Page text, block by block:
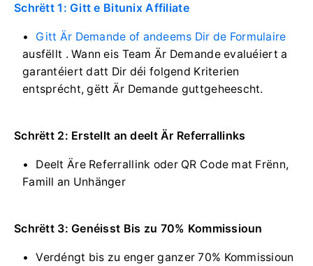
Schrëtt 1: Gitt e Bitunix Affiliate
Gitt Är Demande of andeems Dir de Formulaire
ausfëllt .Wann eis Team Är Demande evaluéiert a
garantéiert datt Dir déi folgend Kriterien
entsprécht, gëtt Är Demande guttgeheescht.
Schrëtt 2: Erstellt an deelt Är Referrallinks
Deelt Äre Referrallink oder QR Code mat Frënn,
Famill an Unhänger
Schrëtt 3: Genéisst Bis zu 70% Kommissioun
Verdéngt bis zu enger ganzer 70% Kommissioun